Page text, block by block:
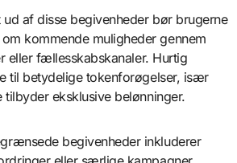
ud af disse begivenheder bør brugerne
kommende muligheder gennem
eller fællesskabskanaler. Hurtig
til betydelige tokenforøgelser, især
tilbyder eksklusive belønninger.
begivenheder inkluderer